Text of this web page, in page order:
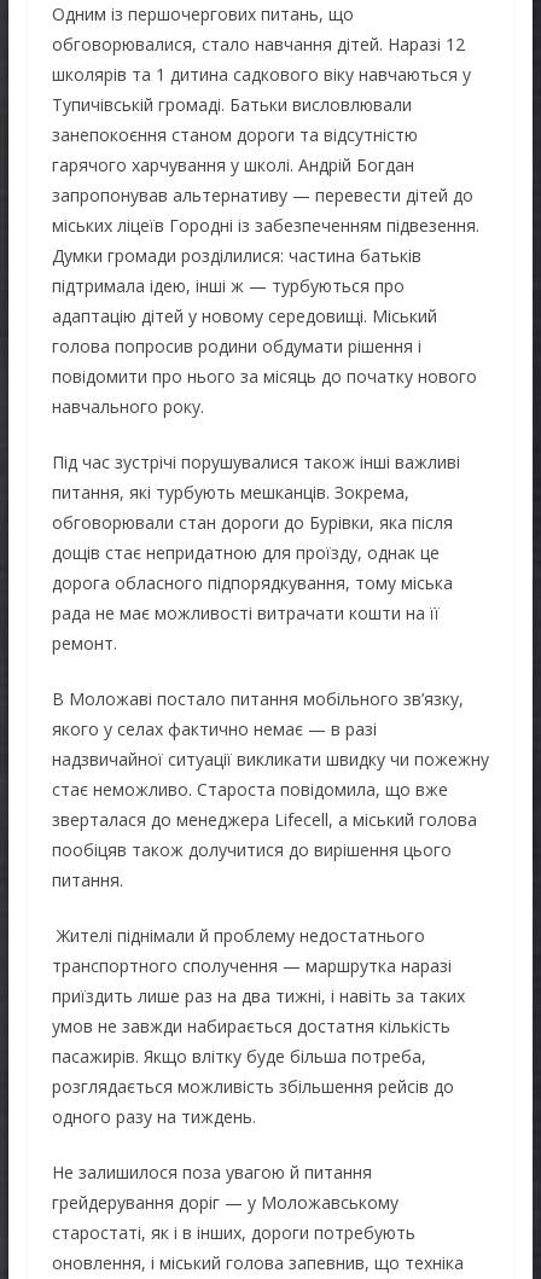
Одним із першочергових питань, що
обговорювалися, стало навчання дітей. Наразі 12
школярів та 1 дитина садкового віку навчаються у
Тупичівській громаді. Батьки висловлювали
занепокоєння станом дороги та відсутністю
гарячого харчування у школі. Андрій Богдан
запропонував альтернативу — перевести дітей до
міських ліцеїв Городні із забезпеченням підвезення.
Думки громади розділилися: частина батьків
підтримала ідею, інші ж — турбуються про
адаптацію дітей у новому середовищі. Міський
голова попросив родини обдумати рішення і
повідомити про нього за місяць до початку нового
навчального року.
Під час зустрічі порушувалися також інші важливі
питання, які турбують мешканців. Зокрема,
обговорювали стан дороги до Бурівки, яка після
дощів стає непридатною для проїзду, однак це
дорога обласного підпорядкування, тому міська
рада не має можливості витрачати кошти на її
ремонт.
В Моложаві постало питання мобільного зв’язку,
якого у селах фактично немає — в разі
надзвичайної ситуації викликати швидку чи пожежну
стає неможливо. Староста повідомила, що вже
зверталася до менеджера Lifecell, а міський голова
пообіцяв також долучитися до вирішення цього
питання.
Жителі піднімали й проблему недостатнього
транспортного сполучення — маршрутка наразі
приїздить лише раз на два тижні, і навіть за таких
умов не завжди набирається достатня кількість
пасажирів. Якщо влітку буде більша потреба,
розглядається можливість збільшення рейсів до
одного разу на тиждень.
Не залишилося поза увагою й питання
грейдерування доріг — у Моложавському
старостаті, як і в інших, дороги потребують
оновлення, і міський голова запевнив, що техніка